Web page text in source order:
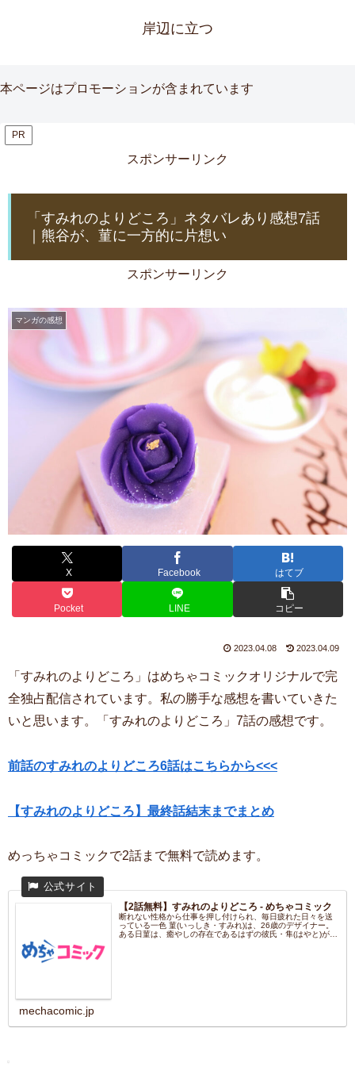
岸辺に立つ
本ページはプロモーションが含まれています
PR
スポンサーリンク
「すみれのよりどころ」ネタバレあり感想7話
｜熊谷が、菫に一方的に片想い
スポンサーリンク
マンガの感想
X Facebook はてブ
Pocket LINE コピー
2023.04.08 2023.04.09
「すみれのよりどころ」はめちゃコミックオリジナルで完
全独占配信されています。私の勝手な感想を書いていきた
いと思います。「すみれのよりどころ」7話の感想です。
前話のすみれのよりどころ6話はこちらから<<<
【すみれのよりどころ】最終話結末までまとめ
めっちゃコミックで2話まで無料で読めます。
【2話無料】すみれのよりどころ - めちゃコミック
断れない性格から仕事を押し付けられ、毎日疲れた日々を送
っている一色 菫(いっしき・すみれ)は、26歳のデザイナー。
ある日菫は、癒やしの存在であるはずの彼氏・隼(はやと)が同
mechacomic.jp